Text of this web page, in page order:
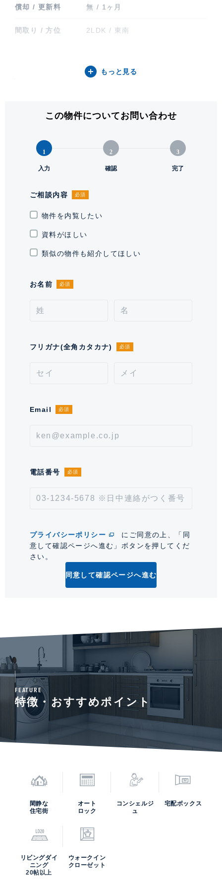
償却 / 更新料 無 / 1ヶ月
間取り / 方位 2LDK / 東南
バルコニー(6㎡)
1993年7月
入居可能日
駐輪場・バイク置
通学区域小学校
契約形態 普通借家契約
保証会社必須
■保証会社必須。【月次型】初回保証料:契約時月額賃料
託最低金額 初回5万円、継続 月次1000円)。【年次
情報更新日
次回更新予定日 2026年8月21日
時間を表示します。
もっと見る
この物件についてお問い合わせ
1
入力
2
確認
3
完了
ご相談内容 必須
物件を内覧したい
資料がほしい
類似の物件も紹介してほしい
お名前 必須
フリガナ(全角カタカナ) 必須
Email 必須
電話番号 必須
プライバシーポリシー
にご同意の上、「同
意して確認ページへ進む」ボタンを押してくだ
さい。
同意して確認ページへ進む
FEATURE
特徴・おすすめポイント
閑静な
住宅街
オート
ロック
コンシェルジ
ュ
宅配ボックス
リビングダイ
ニング
20帖以上
ウォークイン
クローゼット